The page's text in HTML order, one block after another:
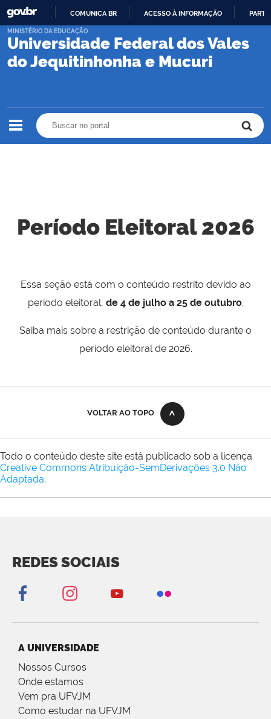
PARA
CONTEÚDO
COMUNICA BR ACESSO À INFORMAÇÃO
Universidade Federal dos Vales
do Jequitinhonha e Mucuri
MINISTÉRIO DA EDUCAÇÃO
Período Eleitoral 2026
Essa seção está com o conteúdo restrito devido ao
período eleitoral, de 4 de julho a 25 de outubro.
Saiba mais sobre a restrição de conteúdo durante o
período eleitoral de 2026.
VOLTAR AO TOPO
Todo o conteúdo deste site está publicado sob a licença
Creative Commons Atribuição-SemDerivações 3.0 Não
Adaptada.
REDES SOCIAIS
A UNIVERSIDADE
Nossos Cursos
Onde estamos
Vem pra UFVJM
Como estudar na UFVJM